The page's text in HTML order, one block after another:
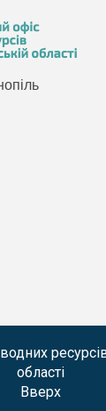
області
Вверх